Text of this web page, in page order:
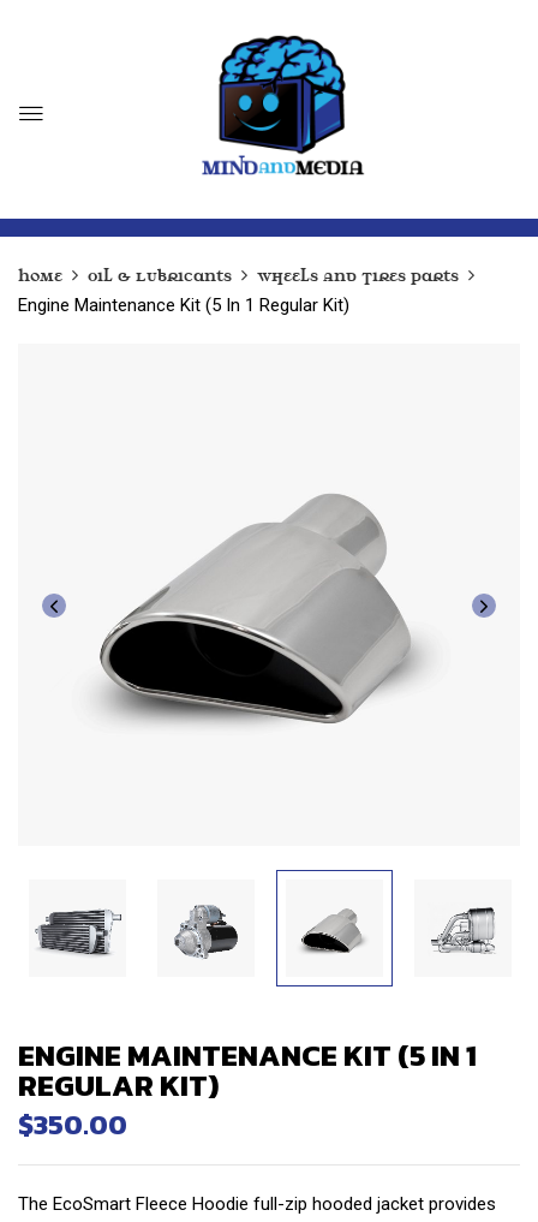
Home Oil & Lubricants Wheels And Tires Parts
Engine Maintenance Kit (5 In 1 Regular Kit)
ENGINE MAINTENANCE KIT (5 IN 1
REGULAR KIT)
$350.00
The EcoSmart Fleece Hoodie full-zip hooded jacket provides